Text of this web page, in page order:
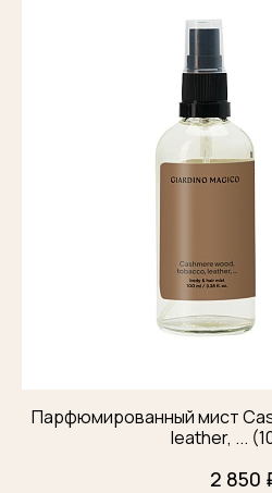
Парфюмированный мист
leather, ...
2 850